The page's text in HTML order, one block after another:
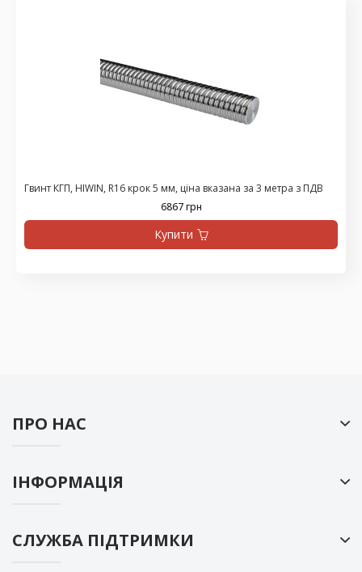
Гвинт КГП, HIWIN, R16 крок 5 мм, ціна вказана за 3 метра з ПДВ
6867 грн
Купити
ПРО НАС
ІНФОРМАЦІЯ
СЛУЖБА ПІДТРИМКИ